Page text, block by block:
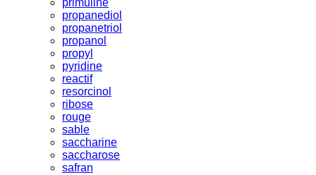
propanediol
propanetriol
propanol
propyl
pyridine
reactif
resorcinol
ribose
rouge
sable
saccharine
saccharose
safran